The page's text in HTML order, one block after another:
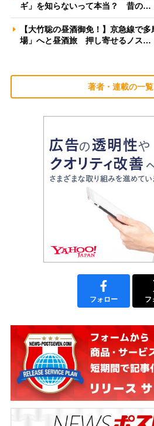
ギ」を知らないって本当？ 昔の…
【大竹聡の昼酒御免！】京急線で
場」へと昼酒旅 押し寄せるノス…
著者・連載の一
フォロー フ